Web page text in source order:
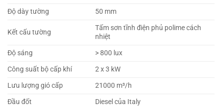
Độ dày tường
50 mm
Kết cấu tường
Tấm sơn tĩnh điện phủ polime cách
nhiệt
Độ sáng
> 800 lux
Công suất bộ cấp khí
2 x 3 kW
Lưu lượng gió cấp
21000 m³/h
Đầu đốt
Diesel của Italy